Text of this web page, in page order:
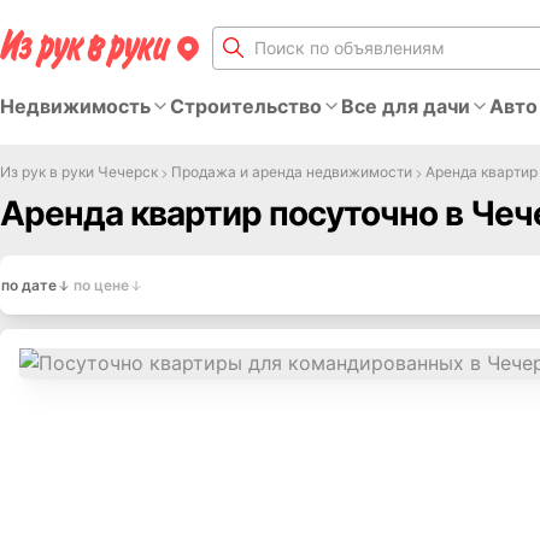
Недвижимость Строительство Все для дачи
Из рук в руки Чечерск Продажа и аренда недвижимости Аренда
Аренда квартир посуточно в
по дате по цене